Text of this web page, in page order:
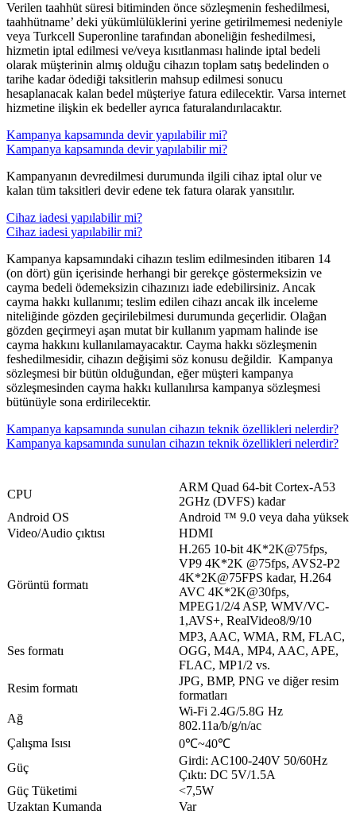
Verilen taahhüt süresi bitiminden önce sözleşmenin feshedilmesi,
taahhütname’ deki yükümlülüklerini yerine getirilmemesi nedeniyle
veya Turkcell Superonline tarafından aboneliğin feshedilmesi,
hizmetin iptal edilmesi ve/veya kısıtlanması halinde iptal bedeli
olarak müşterinin almış olduğu cihazın toplam satış bedelinden o
tarihe kadar ödediği taksitlerin mahsup edilmesi sonucu
hesaplanacak kalan bedel müşteriye fatura edilecektir. Varsa internet
hizmetine ilişkin ek bedeller ayrıca faturalandırılacaktır.
Kampanya kapsamında devir yapılabilir mi?
Kampanya kapsamında devir yapılabilir mi?
​Kampanyanın devredilmesi durumunda ilgili cihaz iptal olur ve
kalan tüm taksitleri devir edene tek fatura olarak yansıtılır. ​
​Cihaz iadesi yapılabilir mi?
​Cihaz iadesi yapılabilir mi?
​Kampanya ka​psamındaki cihazın teslim edilmesinden itibaren 14
(on dört) gün içerisinde herhangi bir gerekçe göstermeksizin ve
cayma bedeli ödemeksizin cihazınızı iade edebilirsiniz. Ancak
cayma hakkı kullanımı; teslim edilen cihazı ancak ilk inceleme
niteliğinde gözden geçirilebilmesi durumunda geçerlidir. Olağan
gözden geçirmeyi aşan mutat bir kullanım yapmam halinde ise
cayma hakkını kullanılamayacaktır. Cayma hakkı sözleşmenin
feshedilmesidir, cihazın değişimi söz konusu değildir. Kampanya
sözleşmesi bir bütün olduğundan, eğer müşteri kampanya
sözleşmesinden cayma hakkı kullanılırsa kampanya sözleşmesi
bütünüyle sona erdirilecektir.
Kampanya kapsamında sunulan cihazın teknik özellikleri nelerdir?
Kampanya kapsamında sunulan cihazın teknik özellikleri nelerdir?
​CPU
ARM Quad 64-bit Cortex-A53
2GHz (DVFS) kadar
Android OS
Android ™ 9.0 veya daha yüksek
Video/Audio çıktısı
HDMI
Görüntü formatı
H.265 10-bit 4K*2K@75fps,
VP9 4K*2K @75fps, AVS2-P2
4K*2K@75FPS kadar, H.264
AVC 4K*2K@30fps,
MPEG1/2/4 ASP, WMV/VC-
1,AVS+, RealVideo8/9/10
Ses formatı
MP3, AAC, WMA, RM, FLAC,
OGG, M4A, MP4, AAC, APE,
FLAC, MP1/2 vs.
Resim formatı
JPG, BMP, PNG ve diğer resim
formatları
Ağ
Wi-Fi 2.4G/5.8G Hz
802.11a/b/g/n/ac
Çalışma Isısı
0℃~40℃
Güç
Girdi: AC100-240V 50/60Hz
Çıktı: DC 5V/1.5A
Güç Tüketimi
<7,5W
Uzaktan Kumanda
Var